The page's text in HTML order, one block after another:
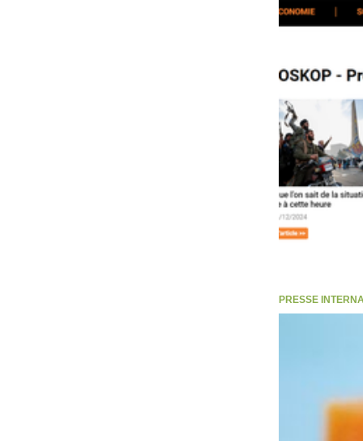
PRESSE